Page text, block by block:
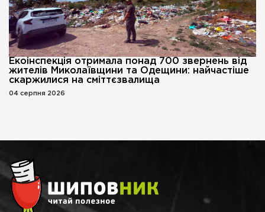
Екоінспекція отримала понад 700 звернень від
жителів Миколаївщини та Одещини: найчастіше
скаржилися на сміттєзвалища
04 серпня 2026